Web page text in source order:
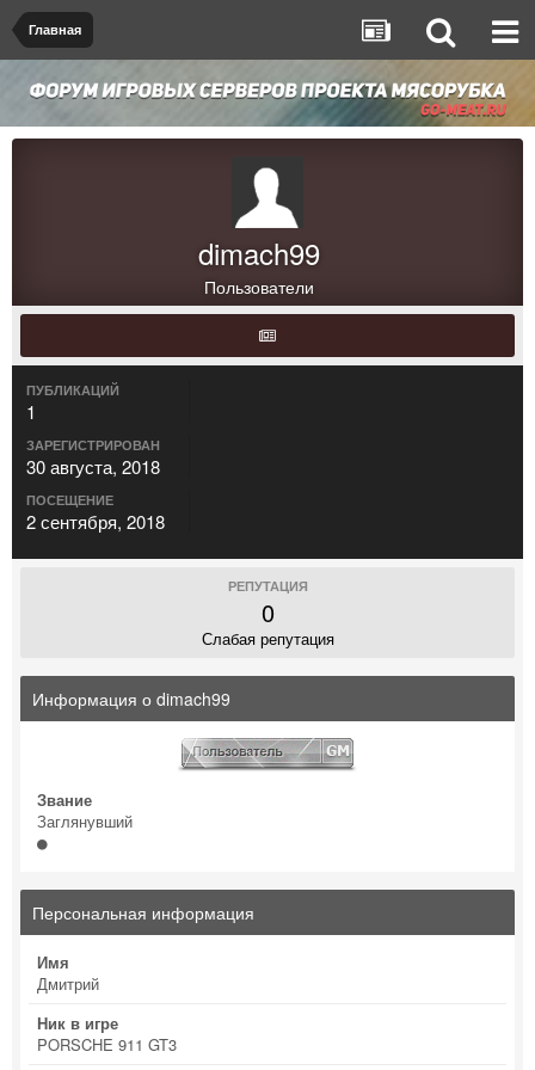
Главная
dimach99
Пользователи
ПУБЛИКАЦИЙ
1
ЗАРЕГИСТРИРОВАН
30 августа, 2018
ПОСЕЩЕНИЕ
2 сентября, 2018
РЕПУТАЦИЯ
0
Слабая репутация
Информация о dimach99
Звание
Заглянувший
Персональная информация
Имя
Дмитрий
Ник в игре
PORSCHE 911 GT3